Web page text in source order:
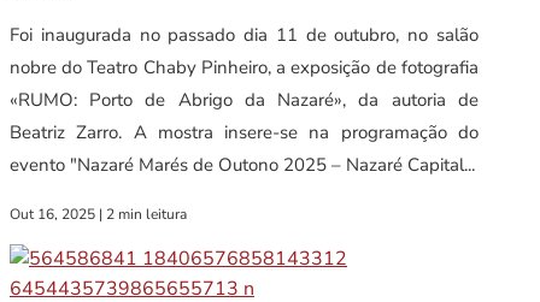
Foi inaugurada no passado dia 11 de outubro, no salão
nobre do Teatro Chaby Pinheiro, a exposição de fotografia
«RUMO: Porto de Abrigo da Nazaré», da autoria de
Beatriz Zarro. A mostra insere-se na programação do
evento "Nazaré Marés de Outono 2025 – Nazaré Capital...
Out 16, 2025 | 2 min leitura